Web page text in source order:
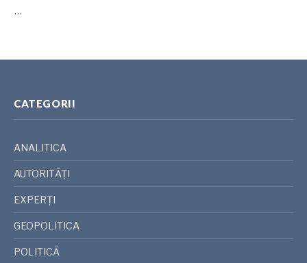
…
CATEGORII
ANALITICA
AUTORITĂȚI
EXPERȚI
GEOPOLITICA
POLITICĂ